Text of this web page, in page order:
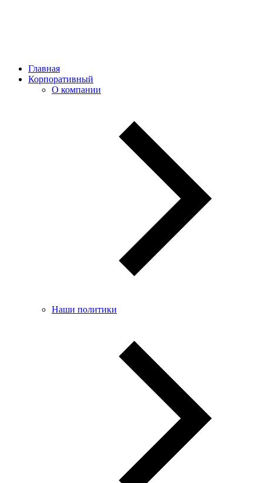
Главная
Корпоративный
О компании
Наши политики